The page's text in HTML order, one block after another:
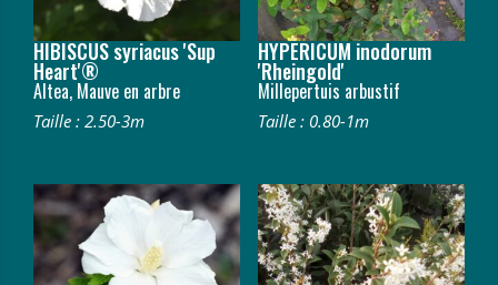
HIBISCUS syriacus 'Sup
Heart'®
Altea, Mauve en arbre
Taille : 2.50-3m
HYPERICUM inodorum
'Rheingold'
Millepertuis arbustif
Taille : 0.80-1m